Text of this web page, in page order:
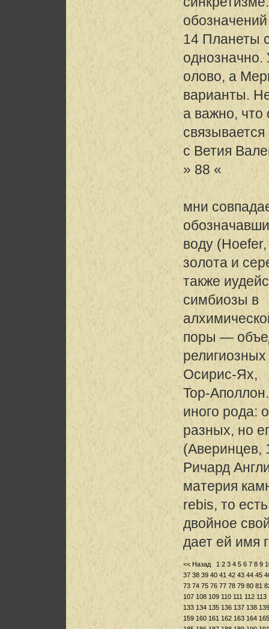
14 Планеты
олово, а
варианты.
а важно,
с Ветия
» 88 «
мни
воду
золота и
также
симбиозы в
поры —
Осирис-Ях,
Top-
иного рода:
разных, но
(Аверинцев,
Ричард
материя
rebis, то
двойное
дает ей имя
<< Назад 1 2 3 4 5 6 7 8 9
37 38 39 40 41 42 43 44 45
73 74 75 76 77 78 79 80 81
107 108 109 110 111 112 113
133 134 135 136 137 138 139
159 160 161 162 163 164 165